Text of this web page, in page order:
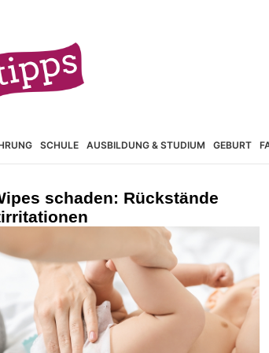
SCHULE AUSBILDUNG & STUDIUM GEBURT
schaden: Rückstände